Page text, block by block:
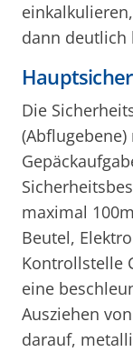
dann deutlich
Die
maximal
Beutel,
Kontrollstelle
eine
Ausziehen
darauf,